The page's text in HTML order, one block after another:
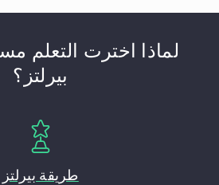
لماذا اخترت التعلم
بيرلتز؟
طريقة بيرلتز